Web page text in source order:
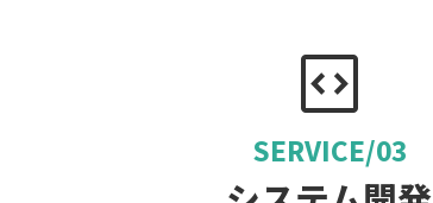
code_blocks
SERVICE/03